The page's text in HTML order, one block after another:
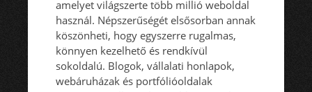
amelyet világszerte több millió weboldal
használ. Népszerűségét elsősorban annak
köszönheti, hogy egyszerre rugalmas,
könnyen kezelhető és rendkívül
sokoldalú. Blogok, vállalati honlapok,
webáruházak és portfólióoldalak